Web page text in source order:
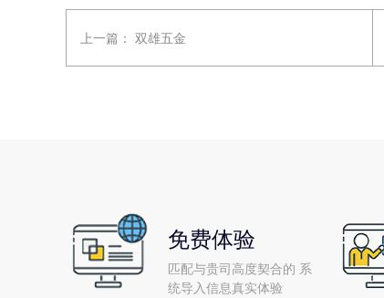
上一篇： 双雄五金
免费体验
匹配与贵司高度契合的 系
统导入信息真实体验